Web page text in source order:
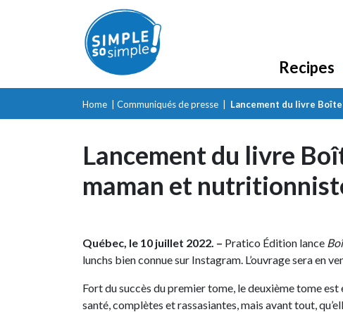
Recipes
Home Communiqués de presse Lancement du livre
Lancement du livre
maman et
Québec, le 10 juillet 2022. – Pratico Édition lance
lunchs bien connue sur Instagram. L’ouvrage sera en
Fort du succès du premier tome, le deuxième tome
santé, complètes et rassasiantes, mais avant tout,